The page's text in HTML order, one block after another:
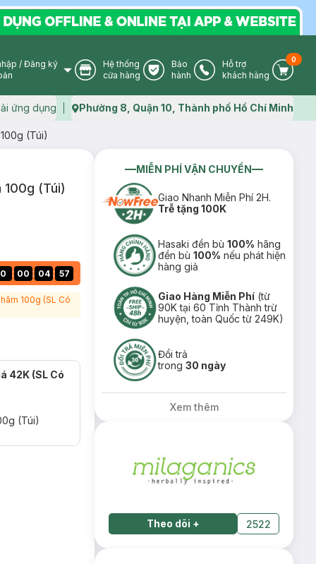
User Icon
/ Đăng ký
Store Icon
Hệ thống
cửa hàng
Warranty Icon
Bảo
hành
Phone Icon
Hỗ trợ
khách hàng
Cart
0
ứng dụng Map icon
Phường 8, Quận 10, Thành phố Hồ Chí Minh
(Túi)
(Túi)
0 : 00 : 04 : 56
100g (SL Có
42K (SL Có
(Túi)
MIỄN PHÍ VẬN CHUYỂN
Giao Nhanh Miễn Phí 2H.
Trễ tặng 100K
Hasaki đền bù100% hãng
đền bù100% nếu phát hiện
hàng giả
Giao Hàng Miễn Phí (từ
90K tại 60 Tỉnh Thành trừ
huyện, toàn Quốc từ 249K)
Đổi trả
trong30 ngày
Xem thêm
Theo dõi + 2522